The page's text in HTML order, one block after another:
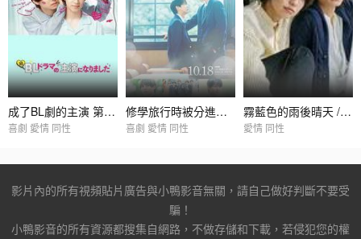
成了BL劇的主演 第二季 / 続・BLドラマの主演になりました
喜劇 愛情 同性
修學旅行時被分進了合不來的組 / 修學旅行で仲良くないグループに入りました
喜劇 愛情 同性
霧藍色的雨後晴天 / スモークブルーの雨のち晴れ
愛情 同性
影片內的所有視頻貼片廣告與小鴨影音無關，請自己做好判斷不要受
騙！
小鴨影音的所有資源都搜集自網路，不做存儲和下載，若侵犯您的權